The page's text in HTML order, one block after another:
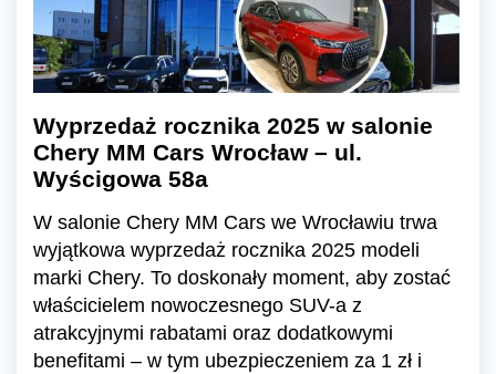
Wyprzedaż rocznika 2025 w salonie
Chery MM Cars Wrocław – ul.
Wyścigowa 58a
W salonie Chery MM Cars we Wrocławiu trwa
wyjątkowa wyprzedaż rocznika 2025 modeli
marki Chery. To doskonały moment, aby zostać
właścicielem nowoczesnego SUV-a z
atrakcyjnymi rabatami oraz dodatkowymi
benefitami – w tym ubezpieczeniem za 1 zł i